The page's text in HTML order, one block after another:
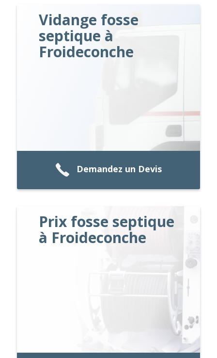
Vidange fosse
septique à
Froideconche
Demandez un Devis
Prix fosse septique
à Froideconche